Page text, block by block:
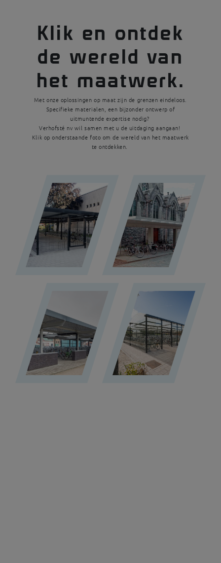
Klik en ontdek
de wereld van
het maatwerk.
Met onze oplossingen op maat zijn de grenzen eindeloos.
Specifieke materialen, een bijzonder ontwerp of
uitmuntende expertise nodig?
Verhofsté nv wil samen met u de uitdaging aangaan!
Klik op onderstaande foto om de wereld van het maatwerk
te ontdekken.